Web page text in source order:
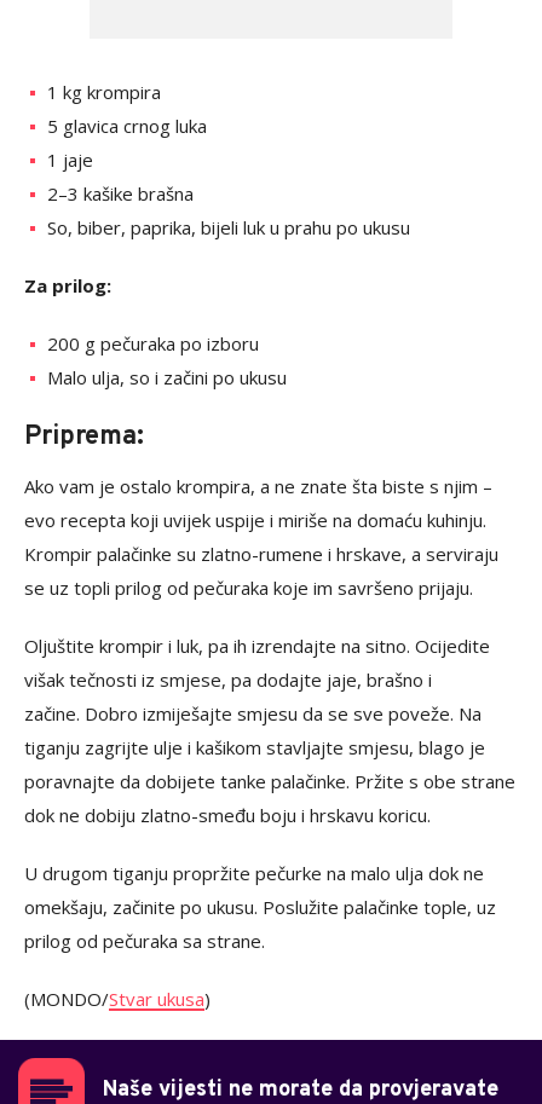
1 kg krompira
5 glavica crnog luka
1 jaje
2–3 kašike brašna
So, biber, paprika, bijeli luk u prahu po ukusu
Za prilog:
200 g pečuraka po izboru
Malo ulja, so i začini po ukusu
Priprema:
Ako vam je ostalo krompira, a ne znate šta biste s njim –
evo recepta koji uvijek uspije i miriše na domaću kuhinju.
Krompir palačinke su zlatno-rumene i hrskave, a serviraju
se uz topli prilog od pečuraka koje im savršeno prijaju.
Oljuštite krompir i luk, pa ih izrendajte na sitno. Ocijedite
višak tečnosti iz smjese, pa dodajte jaje, brašno i
začine. Dobro izmiješajte smjesu da se sve poveže. Na
tiganju zagrijte ulje i kašikom stavljajte smjesu, blago je
poravnajte da dobijete tanke palačinke. Pržite s obe strane
dok ne dobiju zlatno-smeđu boju i hrskavu koricu.
U drugom tiganju propržite pečurke na malo ulja dok ne
omekšaju, začinite po ukusu. Poslužite palačinke tople, uz
prilog od pečuraka sa strane.
(MONDO/Stvar ukusa)
Naše vijesti ne morate da provjeravate